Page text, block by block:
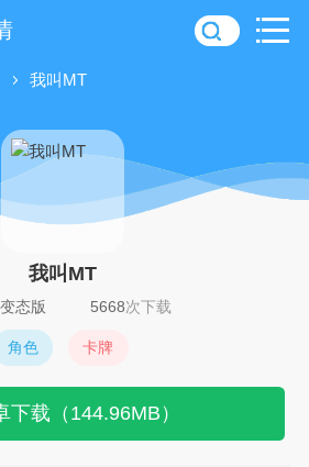
我叫MT
我叫MT
变态版 5668次下载
角色 卡牌
下载（144.96MB）